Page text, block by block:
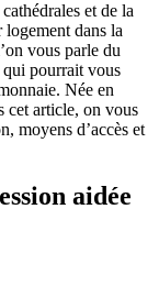
et de la
logement dans la
vous parle du
qui pourrait vous
Née en
cet article, on vous
moyens d’accès et
aidée